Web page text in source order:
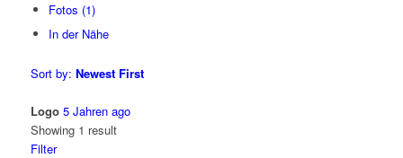
Fotos (1)
In der Nähe
Sort by: Newest First
Logo 5 Jahren ago
Showing 1 result
Filter